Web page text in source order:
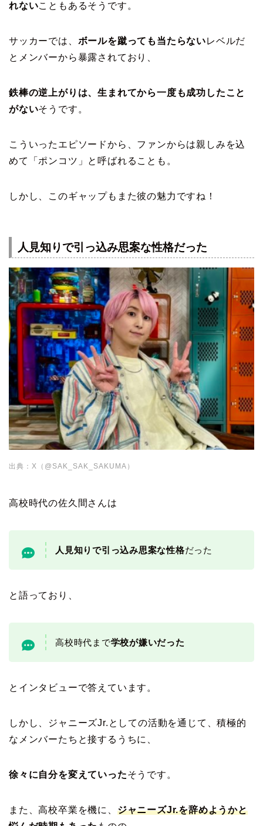
れないこともあるそうです。
サッカーでは、 ボールを蹴っても当たらないレベルだ
とメンバーから暴露されており、
鉄棒の逆上がりは、生まれてから一度も成功したこと
がないそうです。
こういったエピソードから、ファンからは親しみを込
めて「ポンコツ」と呼ばれることも。
しかし、このギャップもまた彼の魅力ですね！
人見知りで引っ込み思案な性格だった
出典：X（@SAK_SAK_SAKUMA）
高校時代の佐久間さんは
人見知りで引っ込み思案な性格だった
と語っており、
高校時代まで学校が嫌いだった
とインタビューで答えています。
しかし、ジャニーズJr.としての活動を通じて、積極的
なメンバーたちと接するうちに、
徐々に自分を変えていったそうです。
また、高校卒業を機に、 ジャニーズJr.を辞めようかと